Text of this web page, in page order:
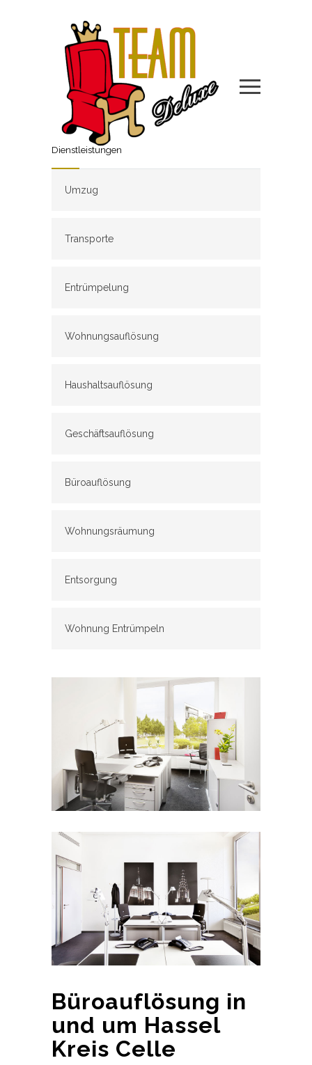
Dienstleistungen
Umzug
Transporte
Entrümpelung
Wohnungsauflösung
Haushaltsauflösung
Geschäftsauflösung
Büroauflösung
Wohnungsräumung
Entsorgung
Wohnung Entrümpeln
Büroauflösung in
und um Hassel
Kreis Celle